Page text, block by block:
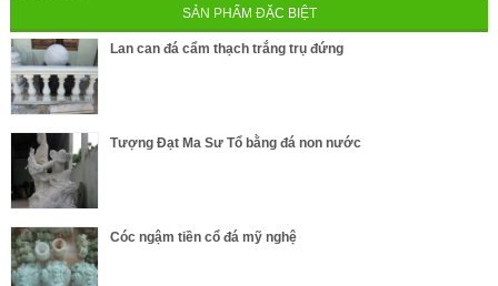
SẢN PHẨM ĐẶC BIỆT
Lan can đá cẩm thạch trắng trụ đứng
Tượng Đạt Ma Sư Tổ bằng đá non nước
Cóc ngậm tiền cổ đá mỹ nghệ